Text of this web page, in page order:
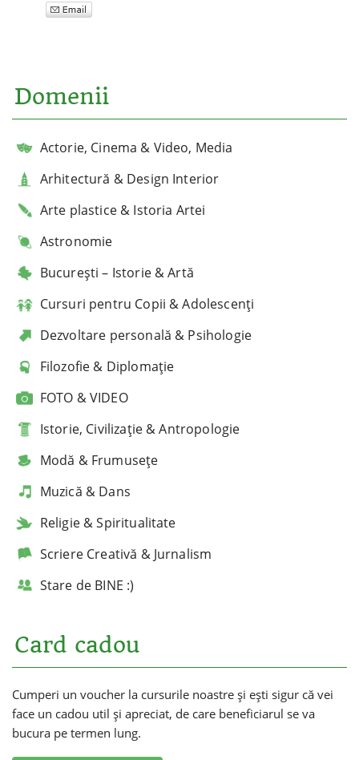
Domenii
Actorie, Cinema & Video, Media
Arhitectură & Design Interior
Arte plastice & Istoria Artei
Astronomie
București – Istorie & Artă
Cursuri pentru Copii & Adolescenți
Dezvoltare personală & Psihologie
Filozofie & Diplomație
FOTO & VIDEO
Istorie, Civilizație & Antropologie
Modă & Frumusețe
Muzică & Dans
Religie & Spiritualitate
Scriere Creativă & Jurnalism
Stare de BINE :)
Card cadou
Cumperi un voucher la cursurile noastre și ești sigur că vei
face un cadou util și apreciat, de care beneficiarul se va
bucura pe termen lung.